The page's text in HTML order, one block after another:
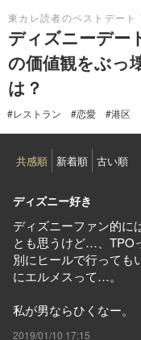
東カレ読者のベストデート
ディズニーデー
の価値観をぶっ
は？
#レストラン #恋愛 #港区
共感順 新着順 古い順
ディズニー好き
ディズニーファン的に
とも思うけど…、TPO
別にヒールで行っても
にエルメスって…。
私が男ならひくなー。
2019/01/10 17:15